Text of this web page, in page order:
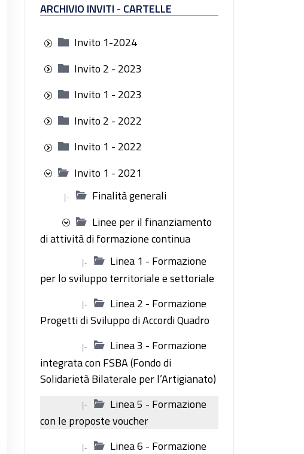
ARCHIVIO INVITI - CARTELLE
Invito 1-2024
Invito 2 - 2023
Invito 1 - 2023
Invito 2 - 2022
Invito 1 - 2022
Invito 1 - 2021
|-
Finalità generali
Linee per il finanziamento
di attività di formazione continua
|-
Linea 1 - Formazione
per lo sviluppo territoriale e settoriale
|-
Linea 2 - Formazione
Progetti di Sviluppo di Accordi Quadro
|-
Linea 3 - Formazione
integrata con FSBA (Fondo di
Solidarietà Bilaterale per l’Artigianato)
|-
Linea 5 - Formazione
con le proposte voucher
|-
Linea 6 - Formazione